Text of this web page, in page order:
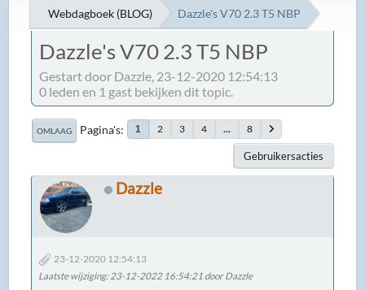
Webdagboek (BLOG) Dazzle's V70 2.3 T5 NBP
Dazzle's V70 2.3 T5 NBP
Gestart door Dazzle, 23-12-2020 12:54:13
0 leden en 1 gast bekijken dit topic.
OMLAAG Pagina's 1 2 3 4 ... 8
Gebruikersacties
Dazzle
23-12-2020 12:54:13
Laatste wijziging: 23-12-2022 16:54:21 door Dazzle